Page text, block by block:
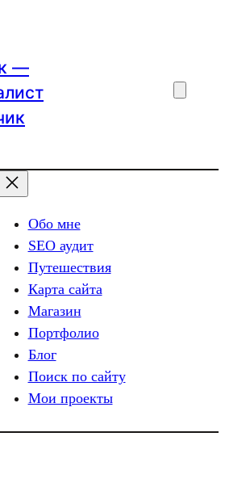
—
Обо мне
SEO аудит
Путешествия
Карта сайта
Магазин
Портфолио
Блог
Поиск по сайту
Мои проекты